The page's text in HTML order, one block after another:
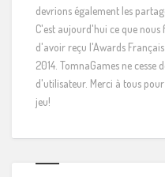
devrions également les
C'est aujourd'hui ce que nous
d'avoir reçu l'Awards
2014. TomnaGames ne
d'utilisateur. Merci à tous
jeu!